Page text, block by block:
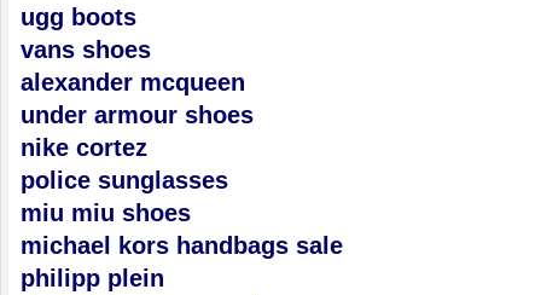
ugg boots
vans shoes
alexander mcqueen
under armour shoes
nike cortez
police sunglasses
miu miu shoes
michael kors handbags sale
philipp plein